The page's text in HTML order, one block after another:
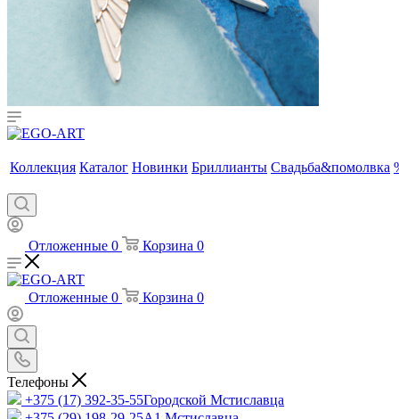
Коллекция Каталог Новинки Бриллианты Свадьба&помолвка
Отложенные 0 Корзина 0
Отложенные 0 Корзина 0
Телефоны
+375 (17) 392-35-55Городской Мстиславца